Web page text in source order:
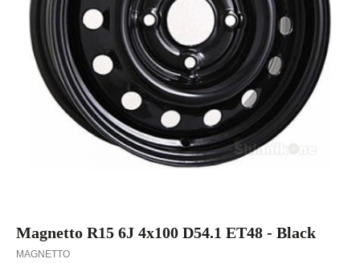
Magnetto R15 6J 4x100 D54.1 ET48 - Black
MAGNETTO